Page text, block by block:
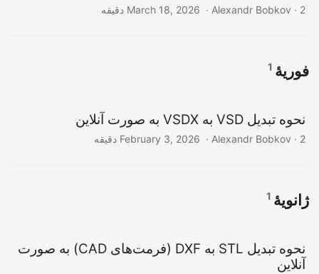
March 18, 2026 ‎ · Alexandr Bobkov · 2 دقیقه
فوریهٔ
نحوه تبدیل VSD به VSDX به صورت آنلاین
February 3, 2026 ‎ · Alexandr Bobkov · 2 دقیقه
ژانویهٔ
نحوه تبدیل STL به DXF (فرمت‌های CAD) به صورت
آنلاین